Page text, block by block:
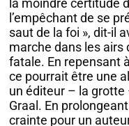
l’empêchant de se
saut de la foi », dit-il
marche dans les airs
fatale. En repensant
ce pourrait être une
un éditeur – la grotte
Graal. En
crainte pour un